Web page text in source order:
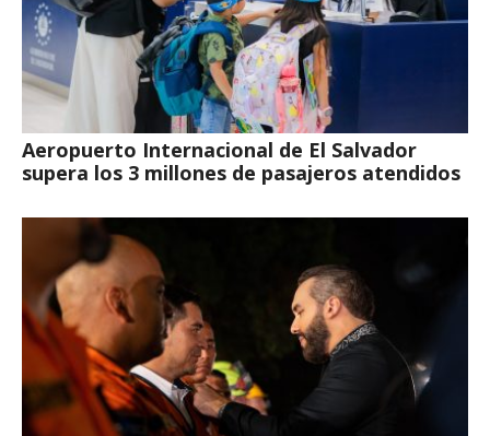
Aeropuerto Internacional de El Salvador
supera los 3 millones de pasajeros atendidos